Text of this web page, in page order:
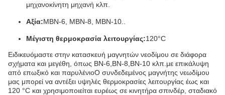
μηχανοκίνητη μηχανή κλπ.
Αξία:ΜΒΝ-6, ΜΒΝ-8, ΜΒΝ-10..
Μέγιστη θερμοκρασία λειτουργίας:120°C
Ειδικευόμαστε στην κατασκευή μαγνητών νεοδίμου σε διάφορα
σχήματα και μεγέθη, όπως BN-6,BN-8,BN-10 κλπ.με επικάλυψη
από επωξικό και παρυλένιοΟ συνδεδεμένος μαγνήτης νεωδίμου
μας μπορεί να αντέξει υψηλές θερμοκρασίες λειτουργίας έως και
120 °C και χρησιμοποιείται ευρέως σε κινητήρα σπινδέρ, σταδιακό